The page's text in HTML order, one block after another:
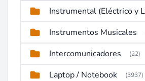
Instrumentos Musicales
Intercomunicadores (22)
Laptop / Notebook (3937)